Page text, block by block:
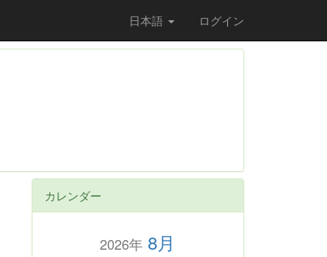
日本語 ログイン
カレンダー
2026年 8月